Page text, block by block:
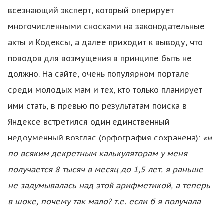
всезнающий эксперт, который оперирует
многочисленными сносками на законодательные
акты и Кодексы, а далее приходит к выводу, что
поводов для возмущения в принципе быть не
должно. На сайте, очень популярном портале
среди молодых мам и тех, кто только планирует
ими стать, в превью по результатам поиска в
Яндексе встретился один единственный
недоуменный возглас (орфография сохранена): «и
по всяким декретным калькуляторам у меня
получается 8 тысяч в месяц до 1,5 лет. я раньше
не задумывалась над этой арифметикой, а теперь
в шоке, почему так мало? т.е. если б я получала